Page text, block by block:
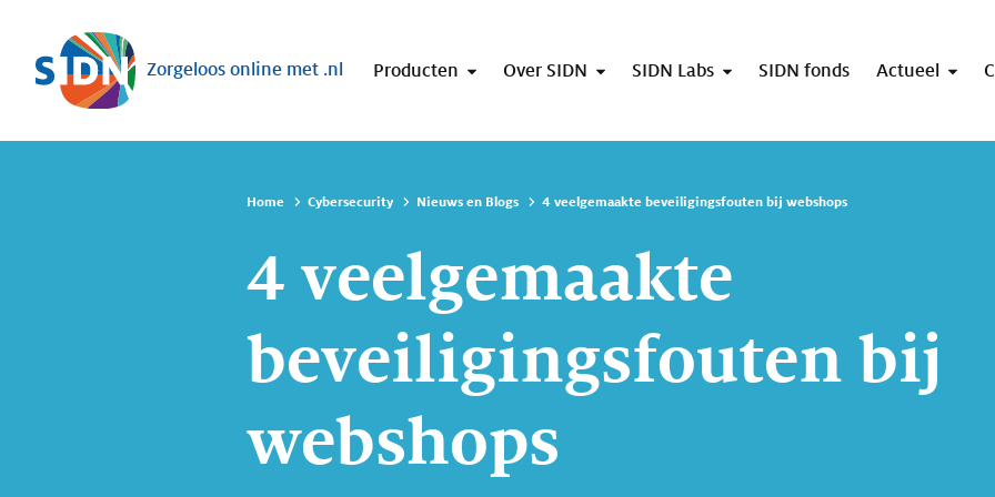
Sla navigatie over
Zorgeloos online met .nl Producten Over SIDN SIDN Labs SIDN fonds Actueel
Home Cybersecurity Nieuws en Blogs 4 veelgemaakte beveiligingsfouten bij webshops
4 veelgemaakte
beveiligingsfouten bij
webshops